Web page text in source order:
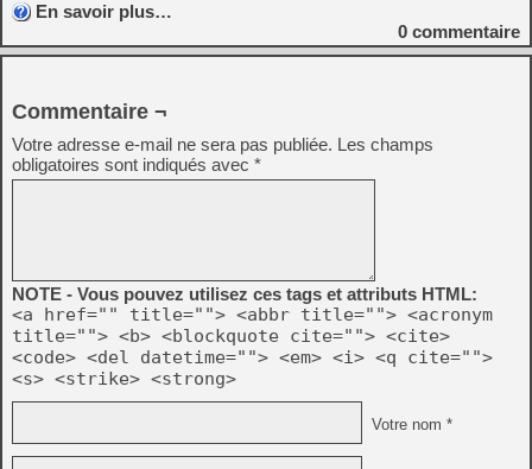
En savoir plus…
0 commentaire
Commentaire ¬
Votre adresse e-mail ne sera pas publiée. Les champs
obligatoires sont indiqués avec *
NOTE - Vous pouvez utilisez ces tags et attributs HTML:
<a href="" title=""> <abbr title=""> <acronym
title=""> <b> <blockquote cite=""> <cite>
<code> <del datetime=""> <em> <i> <q cite="">
<s> <strike> <strong>
Votre nom *